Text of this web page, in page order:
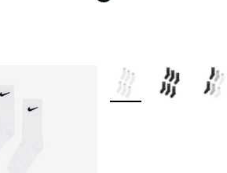
Meer kleuren